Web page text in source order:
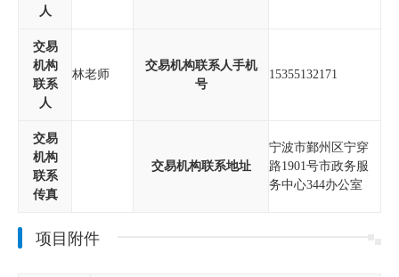
人
交易
机构
联系
人
林老师
交易机构联系人手机
号
15355132171
交易
机构
联系
传真
交易机构联系地址
宁波市鄞州区宁穿
路1901号市政务服
务中心344办公室
项目附件